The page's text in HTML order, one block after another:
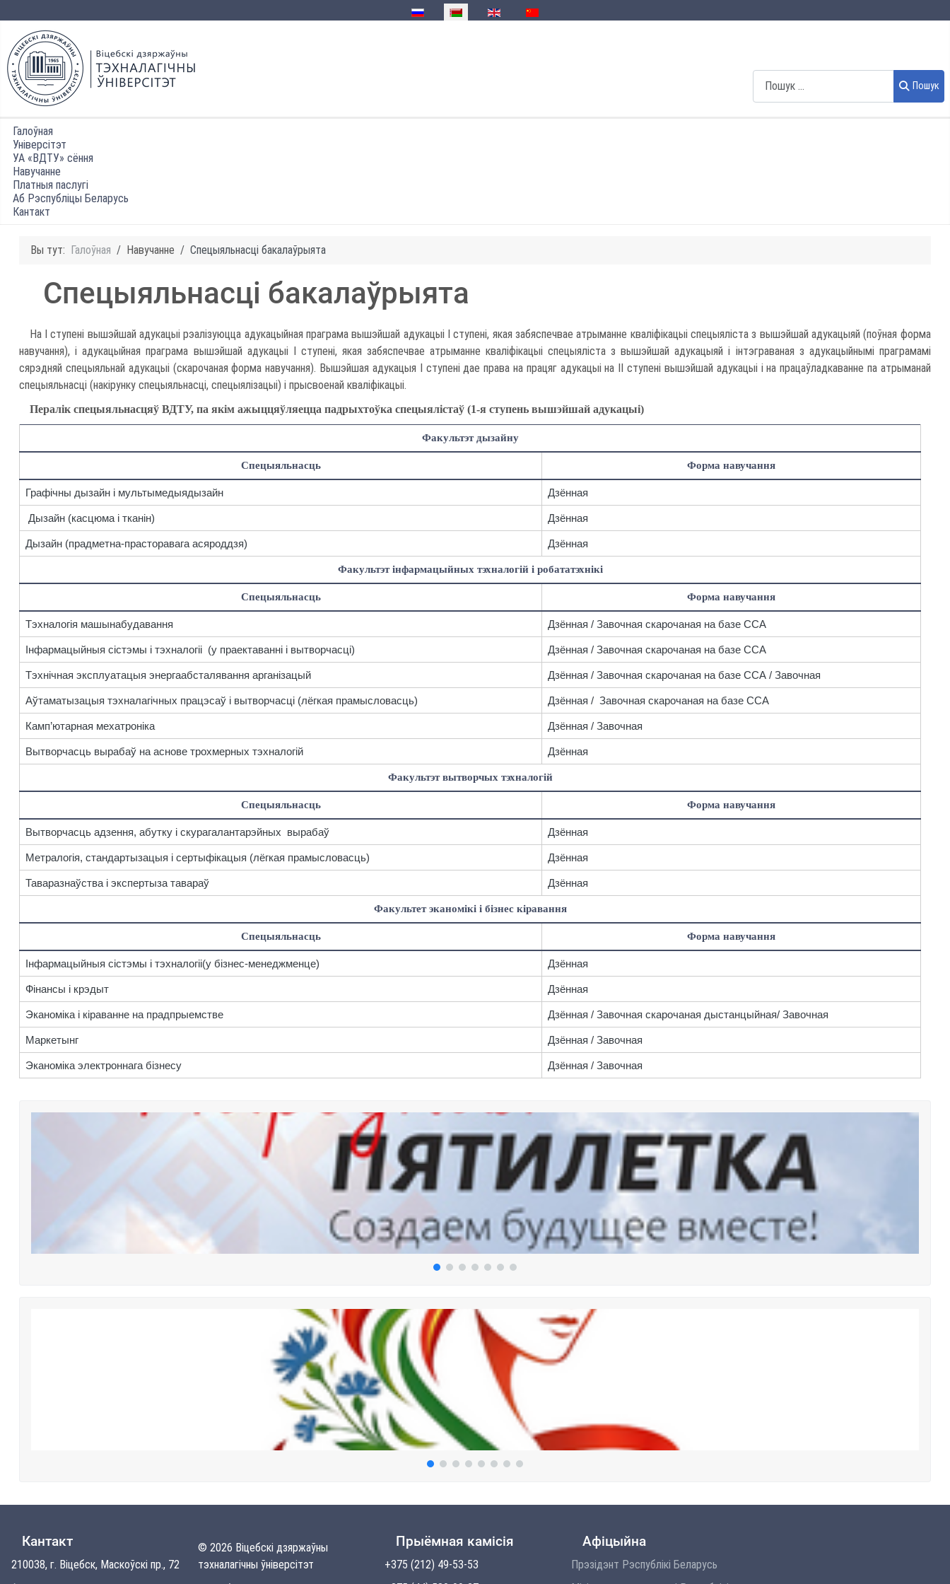
Выберыце сваю мову
Пошук
Галоўная
Універсітэт
УА «ВДТУ» сёння
Навучанне
Платныя паслугі
Аб Рэспубліцы Беларусь
Кантакт
Вы тут: Галоўная Навучанне Спецыяльнасці бакалаўрыята
Спецыяльнасці бакалаўрыята
На І ступені вышэйшай адукацыі рэалізуюцца адукацыйная праграма вышэйшай адукацыі І ступені, якая забяспечвае атрыманне кваліфікацыі спецыяліста з вышэйшай адукацыяй (поўная форма
навучання), і адукацыйная праграма вышэйшай адукацыі І ступені, якая забяспечвае атрыманне кваліфікацыі спецыяліста з вышэйшай адукацыяй і інтэграваная з адукацыйнымі праграмамі
сярэдняй спецыяльнай адукацыі (скарочаная форма навучання). Вышэйшая адукацыя І ступені дае права на працяг адукацыі на ІІ ступені вышэйшай адукацыі і на працаўладкаванне па атрыманай
спецыяльнасці (накірунку спецыяльнасці, спецыялізацыі) і прысвоенай кваліфікацыі.
Пералік спецыяльнасцяў ВДТУ, па якім ажыццяўляецца падрыхтоўка спецыялістаў (1-я ступень вышэйшай адукацыі)
Факультэт дызайну
Спецыяльнасць Форма навучання
Графічны дызайн і мультымедыядызайн Дзённая
Дызайн (касцюма і тканін) Дзённая
Дызайн (прадметна-прасторавага асяроддзя) Дзённая
Факультэт інфармацыйных тэхналогій і робататэхнікі
Спецыяльнасць Форма навучання
Тэхналогія машынабудавання Дзённая / Завочная скарочаная на базе ССА
Інфармацыйныя сістэмы і тэхналогіі (у праектаванні і вытворчасці) Дзённая / Завочная скарочаная на базе ССА
Тэхнічная эксплуатацыя энергаабсталявання арганізацый Дзённая / Завочная скарочаная на базе ССА / Завочная
Аўтаматызацыя тэхналагічных працэсаў і вытворчасці (лёгкая прамысловасць) Дзённая / Завочная скарочаная на базе ССА
Камп’ютарная мехатроніка Дзённая / Завочная
Вытворчасць вырабаў на аснове трохмерных тэхналогій Дзённая
Факультэт вытворчых тэхналогій
Спецыяльнасць Форма навучання
Вытворчасць адзення, абутку і скурагалантарэйных вырабаў Дзённая
Метралогія, стандартызацыя і сертыфікацыя (лёгкая прамысловасць) Дзённая
Таваразнаўства і экспертыза тавараў Дзённая
Факультет эканомікі і бізнес кіравання
Спецыяльнасць Форма навучання
Інфармацыйныя сістэмы і тэхналогіі(у бізнес-менеджменце) Дзённая
Фінансы і крэдыт Дзённая
Эканоміка і кіраванне на прадпрыемстве Дзённая / Завочная скарочаная дыстанцыйная/ Завочная
Маркетынг Дзённая / Завочная
Эканоміка электроннага бізнесу Дзённая / Завочная
Кантакт
210038, г. Віцебск, Маскоўскі пр., 72
© 2026 Віцебскі дзяржаўны
тэхналагічны ўніверсітэт
Прыёмная камісія
+375 (212) 49-53-53
Афіцыйна
Прэзідэнт Рэспублікі Беларусь